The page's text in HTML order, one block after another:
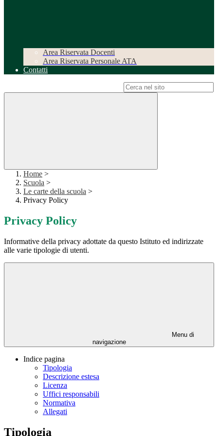
Area Riservata Docenti
Area Riservata Personale ATA
Contatti
Home >
Scuola >
Le carte della scuola >
Privacy Policy
Privacy Policy
Informative della privacy adottate da questo Istituto ed indirizzate
alle varie tipologie di utenti.
Menu di
navigazione
Indice pagina
Tipologia
Descrizione estesa
Licenza
Uffici responsabili
Normativa
Allegati
Tipologia